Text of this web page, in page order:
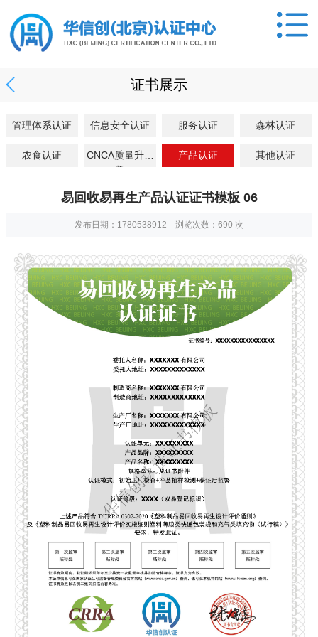
证书展示
管理体系认证 信息安全认证 服务认证 森林认证
农食认证
CNCA质量升级
版
产品认证 其他认证
易回收易再生产品认证证书模板 06
发布日期：1780538912 浏览次数： 690 次